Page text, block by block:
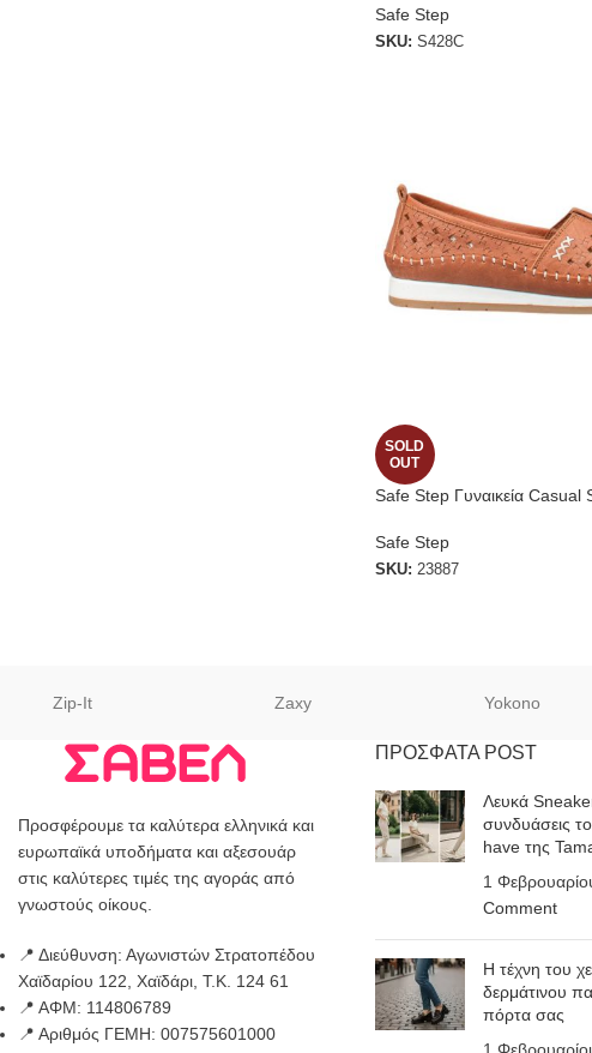
Safe Step
SKU: S428C
SOLD
OUT
Safe Step Γυναικεία Casual
Safe Step
SKU: 23887
Zip-It Zaxy Yokono
Προσφέρουμε τα καλύτερα ελληνικά και
ευρωπαϊκά υποδήματα και αξεσουάρ
στις καλύτερες τιμές της αγοράς από
γνωστούς οίκους.
📍 Διεύθυνση: Αγωνιστών Στρατοπέδου
Χαϊδαρίου 122, Χαϊδάρι, Τ.Κ. 124 61
📍 ΑΦΜ: 114806789
📍 Αριθμός ΓΕΜΗ: 007575601000
ΠΡΟΣΦΑΤΑ POST
Λευκά
συνδυάσεις
have της
1
Comment
Η τέχνη του
δερμάτινου
πόρτα σας